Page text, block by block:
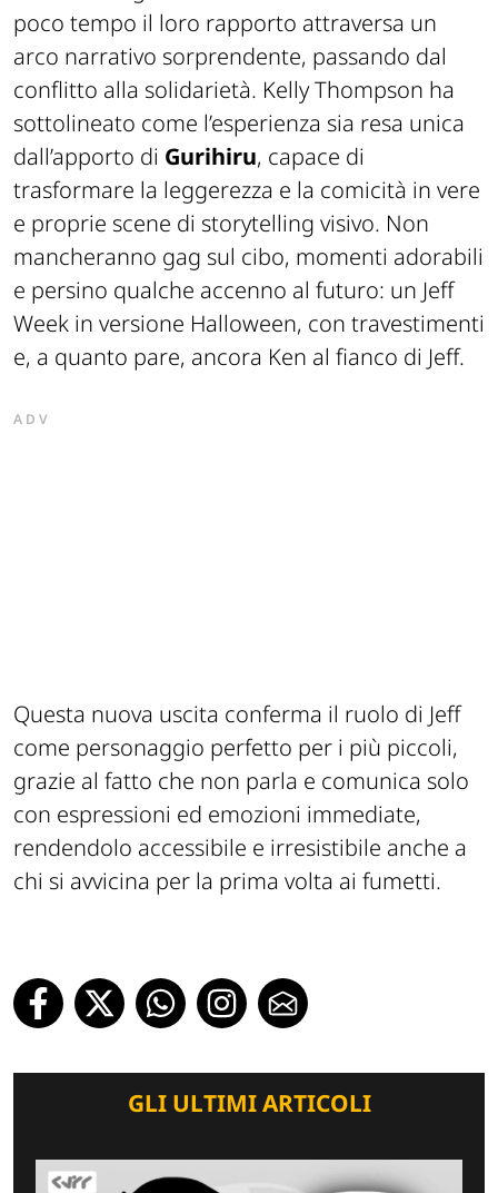
poco tempo il loro rapporto attraversa un
arco narrativo sorprendente, passando dal
conflitto alla solidarietà. Kelly Thompson ha
sottolineato come l’esperienza sia resa unica
dall’apporto di Gurihiru, capace di
trasformare la leggerezza e la comicità in vere
e proprie scene di storytelling visivo. Non
mancheranno gag sul cibo, momenti adorabili
e persino qualche accenno al futuro: un Jeff
Week in versione Halloween, con travestimenti
e, a quanto pare, ancora Ken al fianco di Jeff.
ADV
Questa nuova uscita conferma il ruolo di Jeff
come personaggio perfetto per i più piccoli,
grazie al fatto che non parla e comunica solo
con espressioni ed emozioni immediate,
rendendolo accessibile e irresistibile anche a
chi si avvicina per la prima volta ai fumetti.
GLI ULTIMI ARTICOLI